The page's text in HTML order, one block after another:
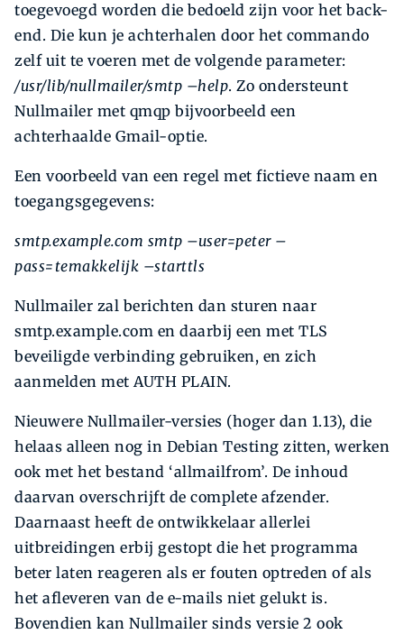
toegevoegd worden die bedoeld zijn voor het back-
end. Die kun je achterhalen door het commando
zelf uit te voeren met de volgende parameter:
/usr/lib/nullmailer/smtp –help. Zo ondersteunt
Nullmailer met qmqp bijvoorbeeld een
achterhaalde Gmail-optie.
Een voorbeeld van een regel met fictieve naam en
toegangsgegevens:
smtp.example.com smtp –user=peter –
pass=temakkelijk –starttls
Nullmailer zal berichten dan sturen naar
smtp.example.com en daarbij een met TLS
beveiligde verbinding gebruiken, en zich
aanmelden met AUTH PLAIN.
Nieuwere Nullmailer-versies (hoger dan 1.13), die
helaas alleen nog in Debian Testing zitten, werken
ook met het bestand ‘allmailfrom’. De inhoud
daarvan overschrijft de complete afzender.
Daarnaast heeft de ontwikkelaar allerlei
uitbreidingen erbij gestopt die het programma
beter laten reageren als er fouten optreden of als
het afleveren van de e-mails niet gelukt is.
Bovendien kan Nullmailer sinds versie 2 ook